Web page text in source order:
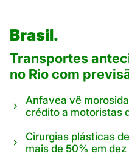
Brasil.
Transportes
no Rio com
Anfavea vê
crédito a motoristas
Cirurgias plásticas
mais de 50% em dez